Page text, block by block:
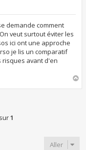
demande comment
veut surtout éviter les
ici ont une approche
je lis un comparatif
risques avant d'en
sur1
Aller